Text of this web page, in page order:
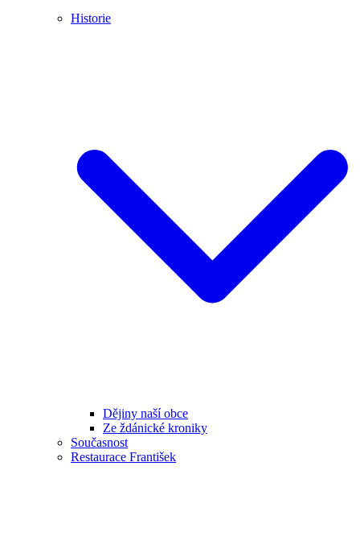
Historie
Dějiny naší obce
Ze ždánické kroniky
Současnost
Restaurace František